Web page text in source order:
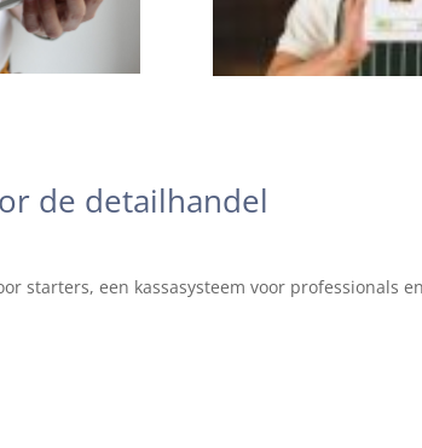
de detailhandel
starters, een kassasysteem voor professionals